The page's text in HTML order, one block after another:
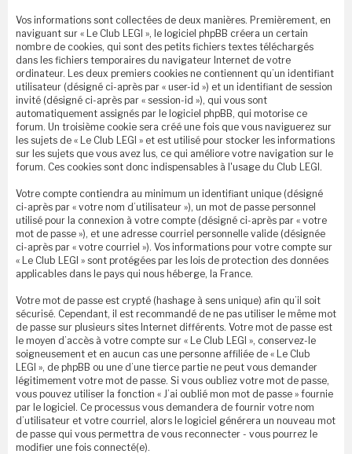
Vos informations sont collectées de deux manières. Premièrement, en
naviguant sur « Le Club LEGI », le logiciel phpBB créera un certain
nombre de cookies, qui sont des petits fichiers textes téléchargés
dans les fichiers temporaires du navigateur Internet de votre
ordinateur. Les deux premiers cookies ne contiennent qu’un identifiant
utilisateur (désigné ci-après par « user-id ») et un identifiant de session
invité (désigné ci-après par « session-id »), qui vous sont
automatiquement assignés par le logiciel phpBB, qui motorise ce
forum. Un troisième cookie sera créé une fois que vous naviguerez sur
les sujets de « Le Club LEGI » et est utilisé pour stocker les informations
sur les sujets que vous avez lus, ce qui améliore votre navigation sur le
forum. Ces cookies sont donc indispensables à l'usage du Club LEGI.
Votre compte contiendra au minimum un identifiant unique (désigné
ci-après par « votre nom d’utilisateur »), un mot de passe personnel
utilisé pour la connexion à votre compte (désigné ci-après par « votre
mot de passe »), et une adresse courriel personnelle valide (désignée
ci-après par « votre courriel »). Vos informations pour votre compte sur
« Le Club LEGI » sont protégées par les lois de protection des données
applicables dans le pays qui nous héberge, la France.
Votre mot de passe est crypté (hashage à sens unique) afin qu’il soit
sécurisé. Cependant, il est recommandé de ne pas utiliser le même mot
de passe sur plusieurs sites Internet différents. Votre mot de passe est
le moyen d’accès à votre compte sur « Le Club LEGI », conservez-le
soigneusement et en aucun cas une personne affiliée de « Le Club
LEGI », de phpBB ou une d’une tierce partie ne peut vous demander
légitimement votre mot de passe. Si vous oubliez votre mot de passe,
vous pouvez utiliser la fonction « J’ai oublié mon mot de passe » fournie
par le logiciel. Ce processus vous demandera de fournir votre nom
d’utilisateur et votre courriel, alors le logiciel générera un nouveau mot
de passe qui vous permettra de vous reconnecter - vous pourrez le
modifier une fois connecté(e).